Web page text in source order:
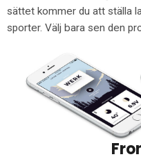
sättet kommer du att ställa
sporter. Välj bara sen den